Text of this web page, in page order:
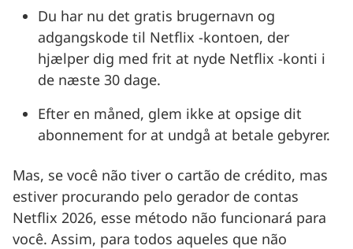
Du har nu det gratis brugernavn og
adgangskode til Netflix -kontoen, der
hjælper dig med frit at nyde Netflix -konti i
de næste 30 dage.
Efter en måned, glem ikke at opsige dit
abonnement for at undgå at betale gebyrer.
Mas, se você não tiver o cartão de crédito, mas
estiver procurando pelo gerador de contas
Netflix 2026, esse método não funcionará para
você. Assim, para todos aqueles que não